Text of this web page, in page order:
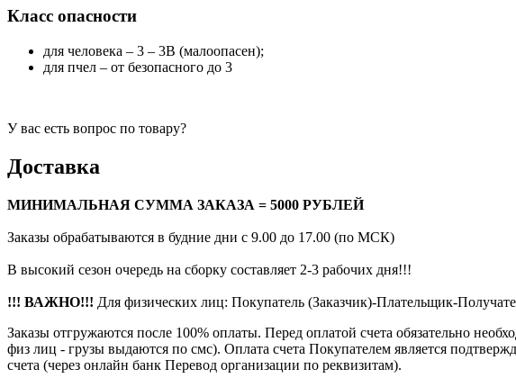
Класс опасности
для человека – 3 – 3В (малоопасен);
для пчел – от безопасного до 3
У вас есть вопрос по товару?
Доставка
МИНИМАЛЬНАЯ СУММА ЗАКАЗА = 5000 РУБЛЕЙ
Заказы обрабатываются в будние дни с 9.00 до 17.00 (по МСК)
В высокий сезон очередь на сборку составляет 2-3 рабочих дня!!!
!!! ВАЖНО!!! Для физических лиц: Покупатель (Заказчик)-Плательщик-
Заказы отгружаются после 100% оплаты. Перед оплатой счета обязательно
физ лиц - грузы выдаются по смс). Оплата счета Покупателем является
счета (через онлайн банк Перевод организации по реквизитам).